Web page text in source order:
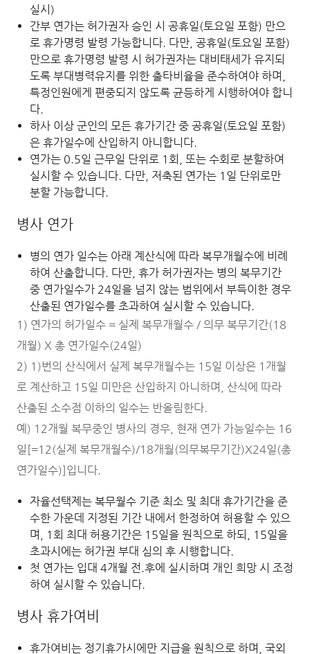
실시)
간부 연가는 허가권자 승인 시 공휴일(토요일 포함) 만으
로 휴가명령 발령 가능합니다. 다만, 공휴일(토요일 포함)
만으로 휴가명령 발령 시 허가권자는 대비태세가 유지되
도록 부대병력유지를 위한 출타비율을 준수하여야 하며,
특정인원에게 편중되지 않도록 균등하게 시행하여야 합니
다.
하사 이상 군인의 모든 휴가기간 중 공휴일(토요일 포함)
은 휴가일수에 산입하지 아니합니다.
연가는 0.5일 근무일 단위로 1회, 또는 수회로 분할하여
실시할 수 있습니다. 다만, 저축된 연가는 1일 단위로만
분할 가능합니다.
병사 연가
병의 연가 일수는 아래 계산식에 따라 복무개월수에 비례
하여 산출합니다. 다만, 휴가 허가권자는 병의 복무기간
중 연가일수가 24일을 넘지 않는 범위에서 부득이한 경우
산출된 연가일수를 초과하여 실시할 수 있습니다.
1) 연가의 허가일수 = 실제 복무개월수 / 의무 복무기간(18
개월) X 총 연가일수(24일)
2) 1)번의 산식에서 실제 복무개월수는 15일 이상은 1개월
로 계산하고 15일 미만은 산입하지 아니하며, 산식에 따라
산출된 소수점 이하의 일수는 반올림한다.
예) 12개월 복무중인 병사의 경우, 현재 연가 가능일수는 16
일[=12(실제 복무개월수)/18개월(의무복무기간)X24일(총
연가일수)]입니다.
자율선택제는 복무월수 기준 최소 및 최대 휴가기간을 준
수한 가운데 지정된 기간 내에서 한정하여 허용할 수 있으
며, 1회 최대 허용기간은 15일을 원칙으로 하되, 15일을
초과시에는 허가권 부대 심의 후 시행합니다.
첫 연가는 입대 4개월 전.후에 실시하며 개인 희망 시 조정
하여 실시할 수 있습니다.
병사 휴가여비
휴가여비는 정기휴가시에만 지급을 원칙으로 하며, 국외